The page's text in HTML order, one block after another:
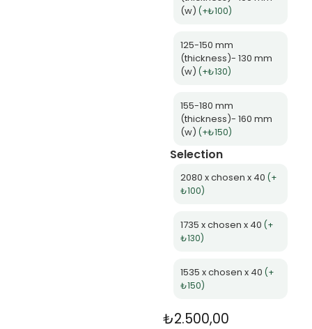
(w) (+₺100)
125-150 mm
(thickness)- 130 mm
(w) (+₺130)
155-180 mm
(thickness)- 160 mm
(w) (+₺150)
Selection
2080 x chosen x 40 (+
₺100)
1735 x chosen x 40 (+
₺130)
1535 x chosen x 40 (+
₺150)
₺2.500,00